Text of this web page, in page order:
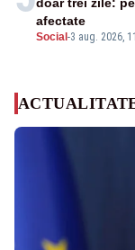
Social -3 aug. 2026,
afectate